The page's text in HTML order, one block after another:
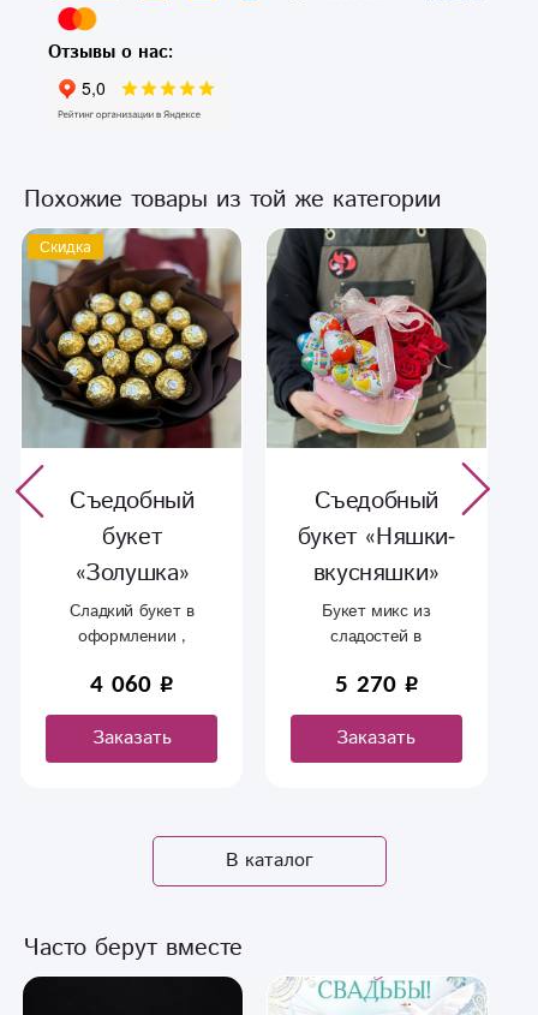
Отзывы о нас:
Похожие товары из той же категории
Съедобный
букет «Няшки-
вкусняшки»
Букет микс из
сладостей в
5 270
Заказать
Новинка
Сладкая
композиция
«Каролина»
Красные розы ,
вкусные киндеры ,
виде сердца.
5 990 6 990
Заказать
В каталог
Часто берут вместе